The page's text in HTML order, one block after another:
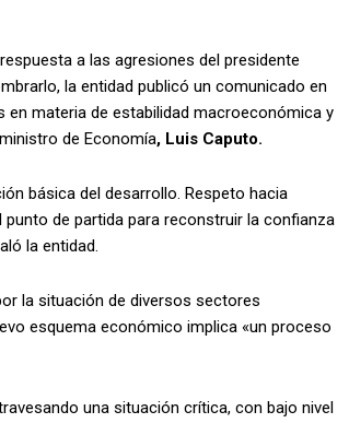
a las agresiones del presidente
la entidad publicó un comunicado en
en materia de estabilidad macroeconómica y
de Economía, Luis Caputo.
básica del desarrollo. Respeto hacia
de partida para reconstruir la confianza
la entidad.
la situación de diversos sectores
esquema económico implica «un proceso
una situación crítica, con bajo nivel